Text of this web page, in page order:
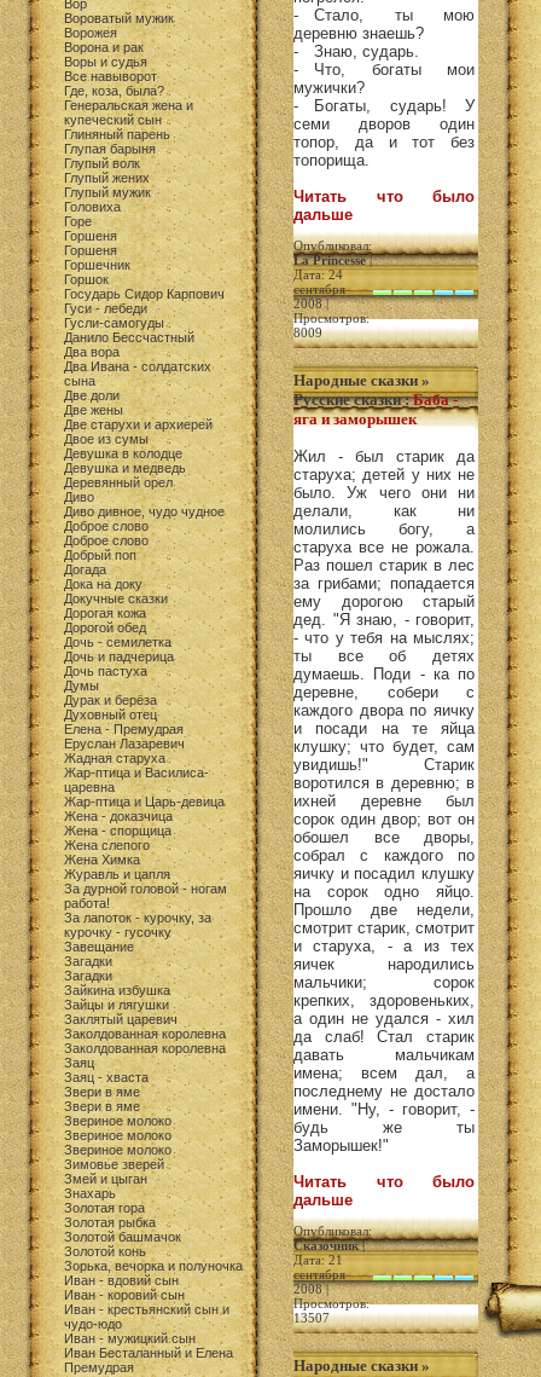
Вор
Вороватый мужик
Ворожея
Ворона и рак
Воры и судья
Все навыворот
Где, коза, была?
Генеральская жена и
купеческий сын
Глиняный парень
Глупая барыня
Глупый волк
Глупый жених
Глупый мужик
Головиха
Горе
Горшеня
Горшеня
Горшечник
Горшок
Государь Сидор Карпович
Гуси - лебеди
Гусли-самогуды
Данило Бессчастный
Два вора
Два Ивана - солдатских
сына
Две доли
Две жены
Две старухи и архиерей
Двое из сумы
Девушка в колодце
Девушка и медведь
Деревянный орел
Диво
Диво дивное, чудо чудное
Доброе слово
Доброе слово
Добрый поп
Догада
Дока на доку
Докучные сказки
Дорогая кожа
Дорогой обед
Дочь - семилетка
Дочь и падчерица
Дочь пастуха
Думы
Дурак и берёза
Духовный отец
Елена - Премудрая
Еруслан Лазаревич
Жадная старуха
Жар-птица и Василиса-
царевна
Жар-птица и Царь-девица
Жена - доказчица
Жена - спорщица
Жена слепого
Жена Химка
Журавль и цапля
За дурной головой - ногам
работа!
За лапоток - курочку, за
курочку - гусочку
Завещание
Загадки
Загадки
Зайкина избушка
Зайцы и лягушки
Заклятый царевич
Заколдованная королевна
Заколдованная королевна
Заяц
Заяц - хваста
Звери в яме
Звери в яме
Звериное молоко
Звериное молоко
Звериное молоко
Зимовье зверей
Змей и цыган
Знахарь
Золотая гора
Золотая рыбка
Золотой башмачок
Золотой конь
Зорька, вечорка и полуночка
Иван - вдовий сын
Иван - коровий сын
Иван - крестьянский сын и
чудо-юдо
Иван - мужицкий сын
Иван Бесталанный и Елена
Премудрая
- Стало, ты мою
деревню знаешь?
- Знаю, сударь.
- Что, богаты мои
мужички?
- Богаты, сударь! У
семи дворов один
топор, да и тот без
топорища.
Читать что было
дальше
Опубликовал:
La Princesse|
Дата: 24
сентября
2008 |
Просмотров:
8009
Народные сказки »
Русские сказки:Баба -
яга и заморышек
Жил - был старик да
старуха; детей у них не
было. Уж чего они ни
делали, как ни
молились богу, а
старуха все не рожала.
Раз пошел старик в лес
за грибами; попадается
ему дорогою старый
дед. "Я знаю, - говорит,
- что у тебя на мыслях;
ты все об детях
думаешь. Поди - ка по
деревне, собери с
каждого двора по яичку
и посади на те яйца
клушку; что будет, сам
увидишь!" Старик
воротился в деревню; в
ихней деревне был
сорок один двор; вот он
обошел все дворы,
собрал с каждого по
яичку и посадил клушку
на сорок одно яйцо.
Прошло две недели,
смотрит старик, смотрит
и старуха, - а из тех
яичек народились
мальчики; сорок
крепких, здоровеньких,
а один не удался - хил
да слаб! Стал старик
давать мальчикам
имена; всем дал, а
последнему не достало
имени. "Ну, - говорит, -
будь же ты
Заморышек!"
Читать что было
дальше
Опубликовал:
Сказочник|
Дата: 21
сентября
2008 |
Просмотров:
13507
Народные сказки »